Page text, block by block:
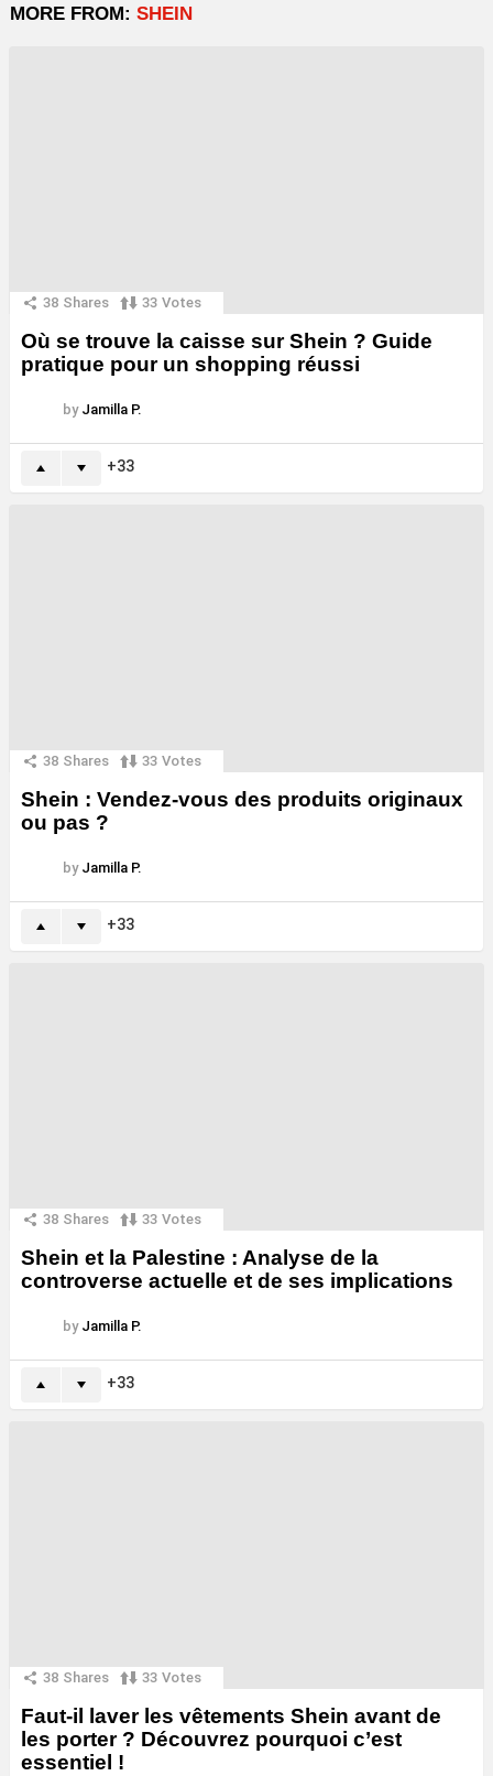
MORE FROM: SHEIN
38 Shares 33 Votes
Où se trouve la caisse sur Shein ? Guide
pratique pour un shopping réussi
by Jamilla P.
33
38 Shares 33 Votes
Shein : Vendez-vous des produits originaux
ou pas ?
by Jamilla P.
33
38 Shares 33 Votes
Shein et la Palestine : Analyse de la
controverse actuelle et de ses implications
by Jamilla P.
33
38 Shares 33 Votes
Faut-il laver les vêtements Shein avant de
les porter ? Découvrez pourquoi c’est
essentiel !